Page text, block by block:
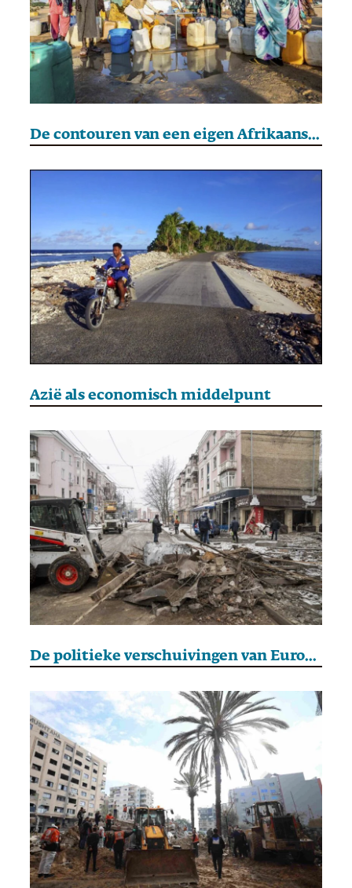
De contouren van een eigen Afrikaanse koers
Azië als economisch middelpunt
De politieke verschuivingen van Europa in 2026